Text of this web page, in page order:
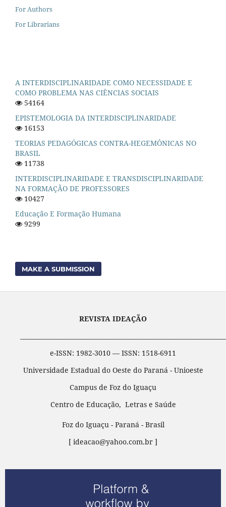
For Authors
For Librarians
A INTERDISCIPLINARIDADE COMO NECESSIDADE E
COMO PROBLEMA NAS CIÊNCIAS SOCIAIS
54164
EPISTEMOLOGIA DA INTERDISCIPLINARIDADE
16153
TEORIAS PEDAGÓGICAS CONTRA-HEGEMÔNICAS NO
BRASIL
11738
INTERDISCIPLINARIDADE E TRANSDISCIPLINARIDADE
NA FORMAÇÃO DE PROFESSORES
10427
Educação E Formação Humana
9299
MAKE A SUBMISSION
REVISTA IDEAÇÃO
e-ISSN: 1982-3010 — ISSN: 1518-6911
Universidade Estadual do Oeste do Paraná - Unioeste
Campus de Foz do Iguaçu
Centro de Educação, Letras e Saúde
Foz do Iguaçu - Paraná - Brasil
[ ideacao@yahoo.com.br ]